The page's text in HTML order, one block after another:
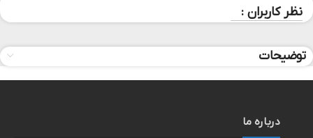
نظر کاربران :
توضیحات
درباره ما